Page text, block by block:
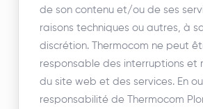
de son contenu et/ou de ses
raisons techniques ou autres, à
discrétion. Thermocom ne peut
responsable des interruptions et
du site web et des services. En
responsabilité de Thermocom